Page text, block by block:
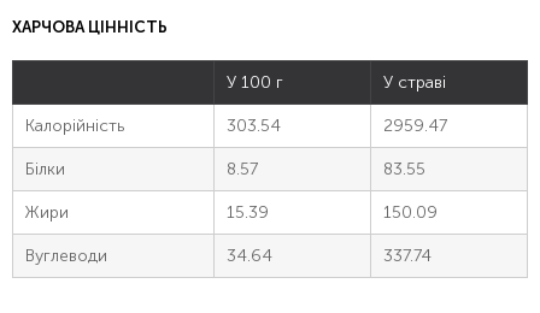
ХАРЧОВА ЦІННІСТЬ
У 100 г У страві
Калорійність 303.54 2959.47
Білки 8.57 83.55
Жири 15.39 150.09
Вуглеводи 34.64 337.74